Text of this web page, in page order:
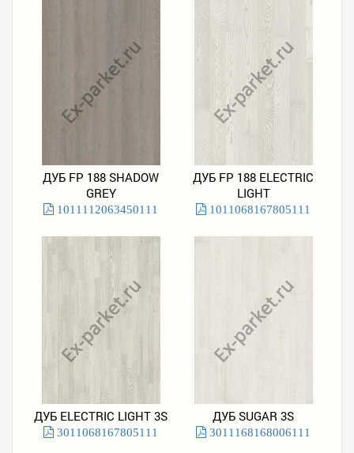
ДУБ FP 188 SHADOW
GREY
1011112063450111
ДУБ FP 188 ELECTRIC
LIGHT
1011068167805111
ДУБ ELECTRIC LIGHT 3S
3011068167805111
ДУБ SUGAR 3S
3011168168006111